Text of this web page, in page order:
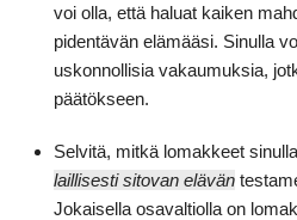
voi olla, että haluat kaiken
pidentävän elämääsi. Sinulla
uskonnollisia vakaumuksia,
päätökseen.
Selvitä, mitkä lomakkeet
laillisesti sitovan elävän
Jokaisella osavaltiolla on